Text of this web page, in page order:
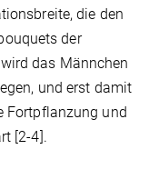
die den
der
das Männchen
und erst damit
Fortpflanzung und
[2-4].